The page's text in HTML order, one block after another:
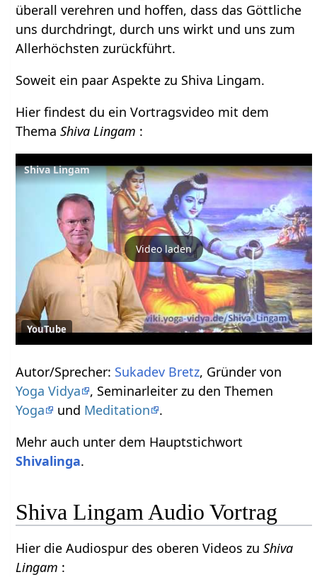
überall verehren und hoffen, dass das Göttliche
uns durchdringt, durch uns wirkt und uns zum
Allerhöchsten zurückführt.
Soweit ein paar Aspekte zu Shiva Lingam.
Hier findest du ein Vortragsvideo mit dem
ThemaShiva Lingam :
Shiva Lingam
Video laden
YouTube
Autor/Sprecher: Sukadev Bretz, Gründer von
Yoga Vidya
, Seminarleiter zu den Themen
Yoga
und Meditation
.
Mehr auch unter dem Hauptstichwort
Shivalinga.
Shiva Lingam Audio Vortrag
Hier die Audiospur des oberen Videos zuShiva
Lingam :